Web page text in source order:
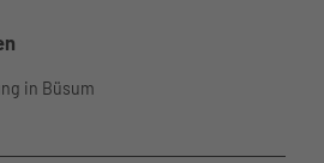
in Büsum